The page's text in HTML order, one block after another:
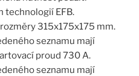
technologií EFB.
315x175x175 mm.
seznamu mají
proud 730 A.
seznamu mají